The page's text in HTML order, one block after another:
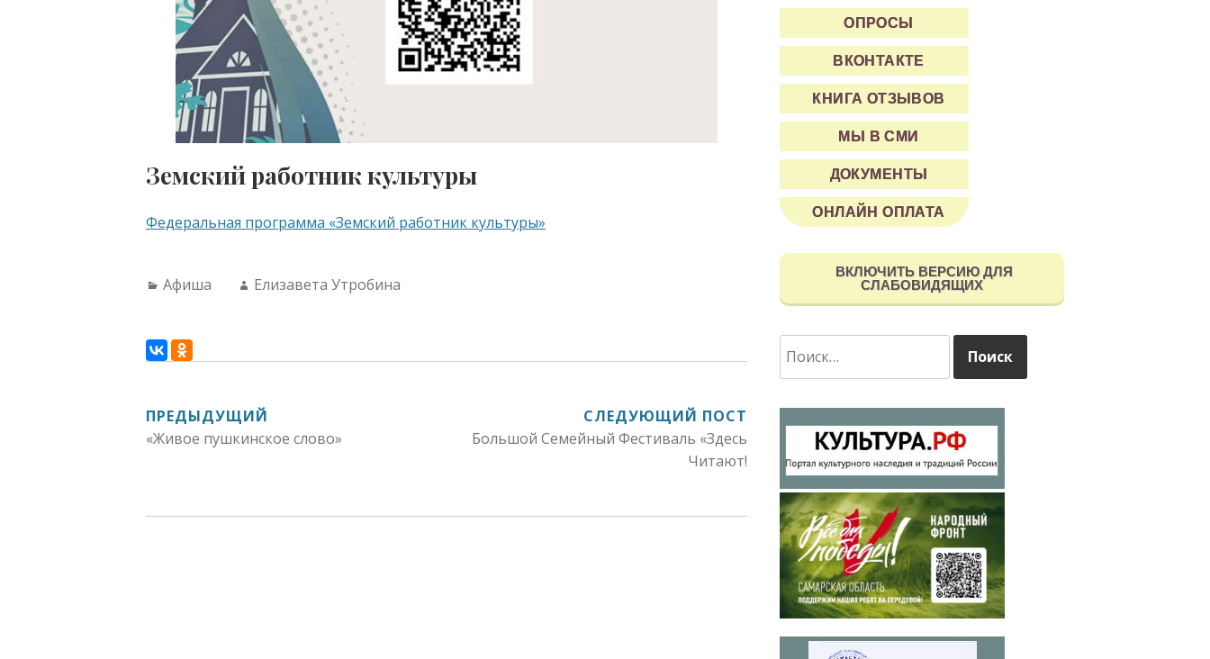
Земский работник культуры
Федеральная программа «Земский работник культуры»
Categories:
Афиша Author:
Елизавета Утробина
НАВИГАЦИЯ
ПО
ПРЕДЫДУЩИЙ
«Живое пушкинское слово»
СЛЕДУЮЩИЙ ПОСТ
Большой Семейный Фестиваль «Здесь
Читают!
ОПРОСЫ
ВКОНТАКТЕ
КНИГА ОТЗЫВОВ
МЫ В СМИ
ДОКУМЕНТЫ
ОНЛАЙН ОПЛАТА
ВКЛЮЧИТЬ ВЕРСИЮ ДЛЯ
СЛАБОВИДЯЩИХ